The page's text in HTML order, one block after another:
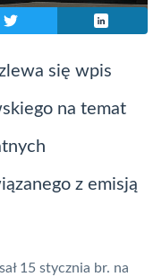
się wpis
na temat
z emisją
15 stycznia br. na